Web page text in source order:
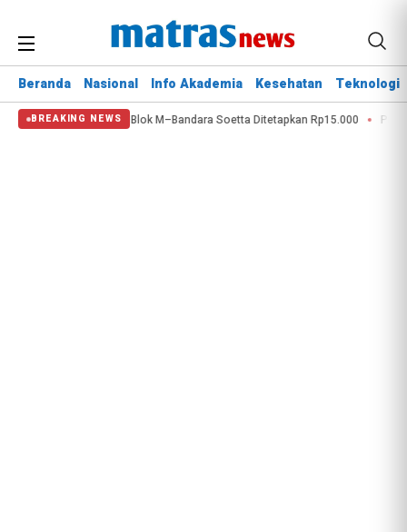
Beranda Nasional Info Akademia Kesehatan Teknologi
BREAKING NEWS
TransBandara Blok M–Bandara Soetta Ditetapkan Rp15.000 Produk